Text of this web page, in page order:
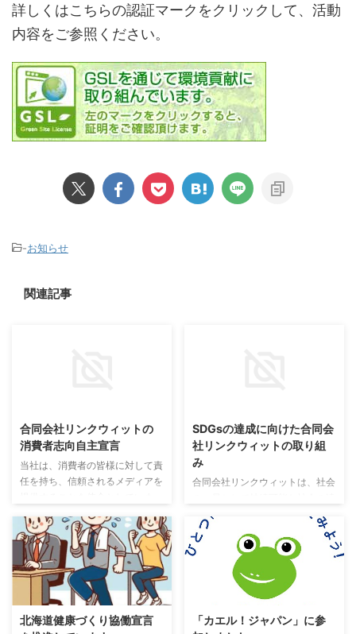
詳しくはこちらの認証マークをクリックして、活動
内容をご参照ください。
-お知らせ
関連記事
合同会社リンクウィットの
消費者志向自主宣言
当社は、消費者の皆様に対して責
任を持ち、信頼されるメディアを
き、消費者志向の事業運営を推進
してまいります。 透明性の確保
当社は、消費者に対して正確で分
かりやすい情報を提供することを
お約束します。 広告および記事
の区別を明確にし、消費者が誤解
を招かないよう努めます。 顧客
SDGsの達成に向けた合同会
社リンクウィットの取り組
み
合同会社リンクウィットは、社会
成に向けて努力してまいります。
SDGsの達成に向けた弊社の取り
組み 私たち合同会社リンクウィ
ットは、デジタルソリューション
を提供する企業として、持続可能
な開発目標（SDGs）への積極的
な取り組みを通じて、より良い世
界の実現に貢献します。以下の方
北海道健康づくり協働宣言
「カエル！ジャパン」に参